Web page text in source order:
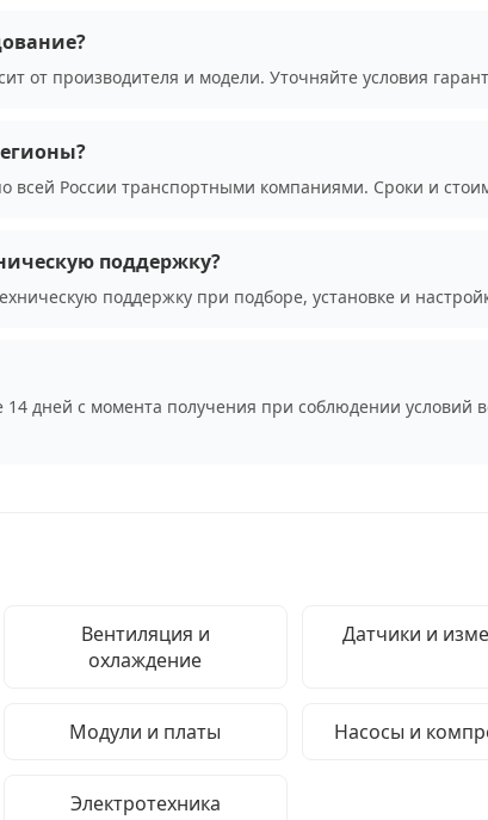
от производителя и модели. Уточняйте условия
всей России транспортными компаниями. Сроки и
поддержку?
поддержку при подборе, установке и
дней с момента получения при соблюдении условий
Вентиляция и
охлаждение
Датчики и
Модули и платы Насосы и
Электротехника